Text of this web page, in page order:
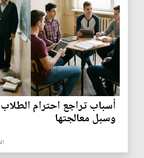
أسباب تراجع احترام
وسبل معالجتها